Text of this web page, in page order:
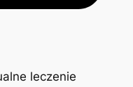
leczenie